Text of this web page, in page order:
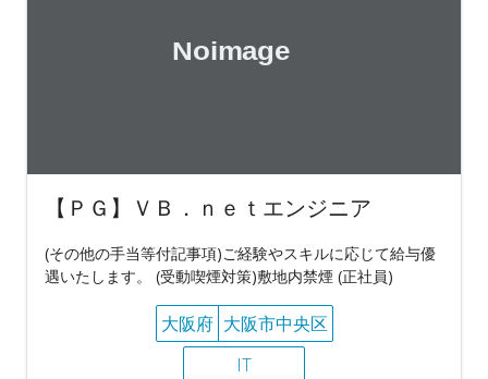
【ＰＧ】ＶＢ．ｎｅｔエンジニア
(その他の手当等付記事項)ご経験やスキルに応じて給与優
遇いたします。 (受動喫煙対策)敷地内禁煙 (正社員)
大阪府 大阪市中央区
IT